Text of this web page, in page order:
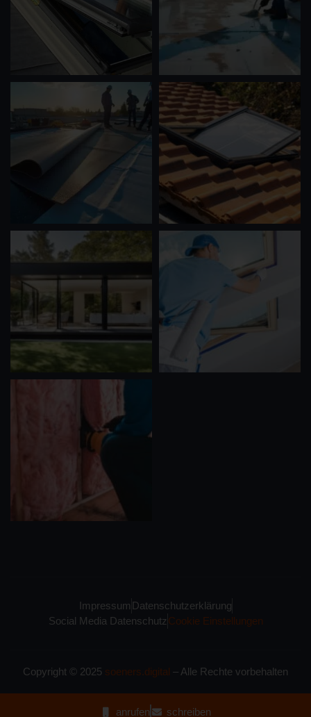
Impressum Datenschutzerklärung
Social Media Datenschutz Cookie Einstellungen
Copyright © 2025 soeners.digital – Alle Rechte vorbehalten
anrufen schreiben